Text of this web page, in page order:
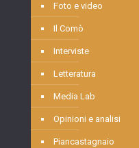
Foto e video
Il Comò
Interviste
Letteratura
Media Lab
Opinioni e analisi
Piancastagnaio